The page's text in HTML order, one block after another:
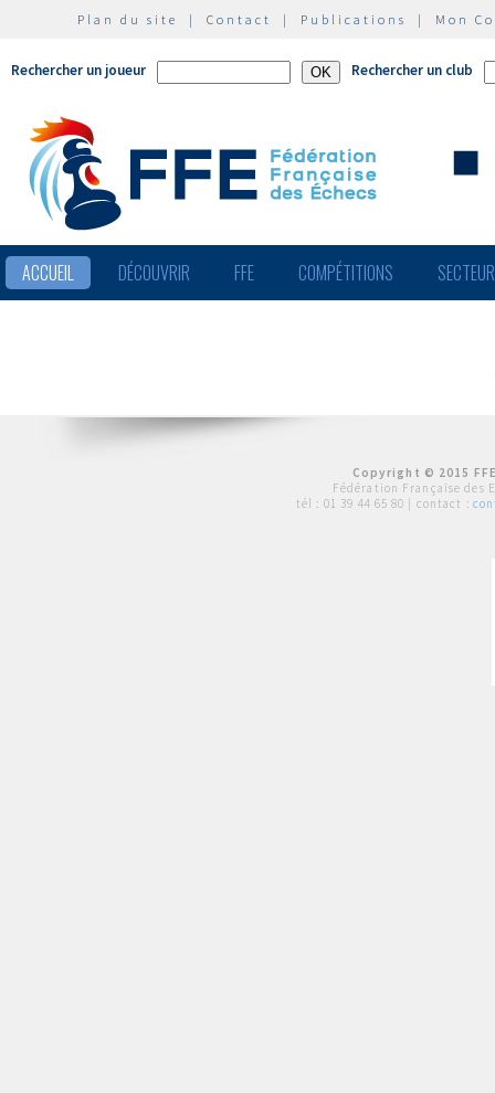
Plan du site | Contact | Publications | Mon
Rechercher un joueur Rechercher un club
ACCUEIL DÉCOUVRIR FFE COMPÉTITIONS
Copyright © 2015
Fédération Française des
tél : 01 39 44 65 80 | contact :